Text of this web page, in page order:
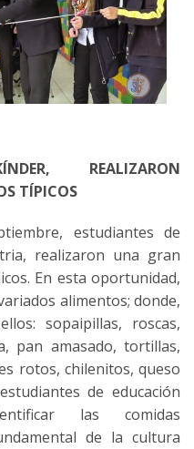
REALIZARON
TÍPICOS
estudiantes de
realizaron una gran
En esta oportunidad,
alimentos; donde,
sopaipillas, roscas,
pan amasado, tortillas,
rotos, chilenitos, queso
de educación
las comidas
de la cultura